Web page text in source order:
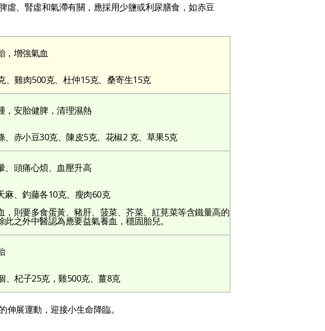
、腎虛和氣滯有關，應採用少鹽或利尿膳食，如赤豆
，增強氣血
、雞肉500克、杜仲15克、桑寄生15克
，安胎健脾，清理濕熱
、赤小豆30克、陳皮5克、花椒2 克、草果5克
、頭痛心煩、血壓升高
麻、釣藤各10克、瘦肉60克
，則要多食蛋黃、豬肝、菠菜、芥菜、紅莧菜等含鐵量高的
此之外中醫認為應要益氣養血，穩固胎兒。
、杞子25克，雞500克、薑8克
展運動，迎接小生命降臨。